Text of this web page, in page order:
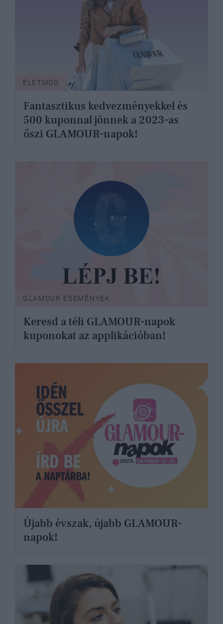
ÉLETMÓD
Fantasztikus kedvezményekkel és
500 kuponnal jönnek a 2023-as
őszi GLAMOUR-napok!
GLAMOUR ESEMÉNYEK
Keresd a téli GLAMOUR-napok
kuponokat az applikációban!
Újabb évszak, újabb GLAMOUR-
napok!